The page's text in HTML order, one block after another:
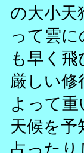
の大小天
って雲
も早く
厳しい修
よって
天候を予
占ったり